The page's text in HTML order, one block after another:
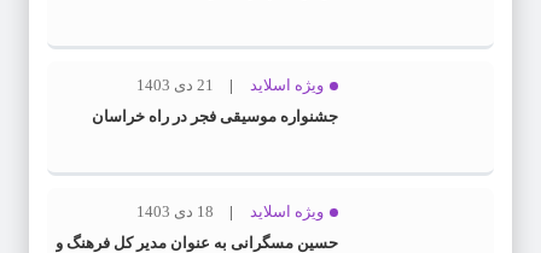
ویژه اسلاید
21 دی 1403
جشنواره موسیقی فجر در راه خراسان
ویژه اسلاید
18 دی 1403
حسین مسگرانی به عنوان مدیر کل فرهنگ و